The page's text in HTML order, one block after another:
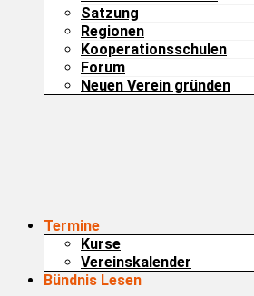
Satzung
Regionen
Kooperationsschulen
Forum
Neuen Verein gründen
Termine
Kurse
Vereinskalender
Bündnis Lesen